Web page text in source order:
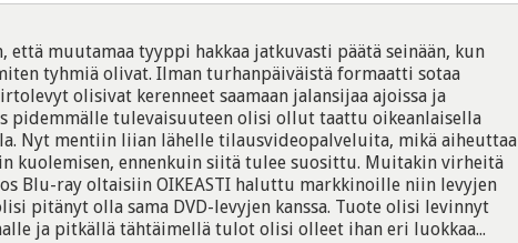
että muutamaa tyyppi hakkaa jatkuvasti päätä seinään, kun
tyhmiä olivat. Ilman turhanpäiväistä formaatti sotaa
olisivat kerenneet saamaan jalansijaa ajoissa ja
pidemmälle tulevaisuuteen olisi ollut taattu oikeanlaisella
Nyt mentiin liian lähelle tilausvideopalveluita, mikä aiheuttaa
kuolemisen, ennenkuin siitä tulee suosittu. Muitakin virheitä
Blu-ray oltaisiin OIKEASTI haluttu markkinoille niin levyjen
pitänyt olla sama DVD-levyjen kanssa. Tuote olisi levinnyt
ja pitkällä tähtäimellä tulot olisi olleet ihan eri luokkaa...